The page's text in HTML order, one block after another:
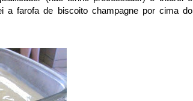
a farofa de biscoito champagne por cima do